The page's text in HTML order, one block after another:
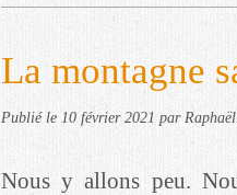
La montagne
Publié le 10 février 2021 par
Nous y allons peu.